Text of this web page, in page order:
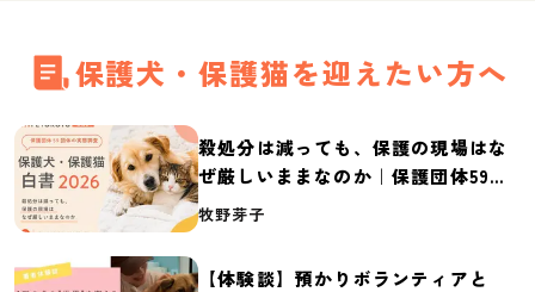
保護犬・保護猫を迎えたい方へ
殺処分は減っても、保護の現場はな
ぜ厳しいままなのか｜保護団体59団
体の実態調査【保護犬・保護猫白書
牧野芽子
【体験談】預かりボランティアと